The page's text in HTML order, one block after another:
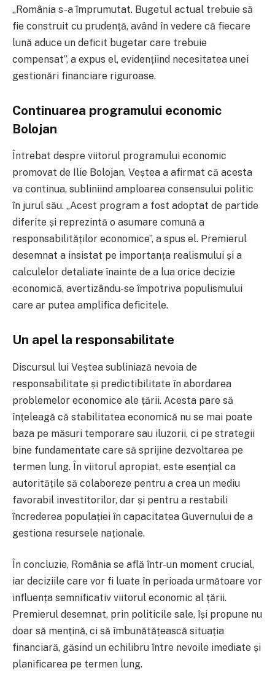
„România s-a împrumutat. Bugetul actual trebuie să
fie construit cu prudență, având în vedere că fiecare
lună aduce un deficit bugetar care trebuie
compensat”, a expus el, evidențiind necesitatea unei
gestionări financiare riguroase.
Continuarea programului economic
Bolojan
Întrebat despre viitorul programului economic
promovat de Ilie Bolojan, Veștea a afirmat că acesta
va continua, subliniind amploarea consensului politic
în jurul său. „Acest program a fost adoptat de partide
diferite și reprezintă o asumare comună a
responsabilităților economice”, a spus el. Premierul
desemnat a insistat pe importanța realismului și a
calculelor detaliate înainte de a lua orice decizie
economică, avertizându-se împotriva populismului
care ar putea amplifica deficitele.
Un apel la responsabilitate
Discursul lui Veștea subliniază nevoia de
responsabilitate și predictibilitate în abordarea
problemelor economice ale țării. Acesta pare să
înțeleagă că stabilitatea economică nu se mai poate
baza pe măsuri temporare sau iluzorii, ci pe strategii
bine fundamentate care să sprijine dezvoltarea pe
termen lung. În viitorul apropiat, este esențial ca
autoritățile să colaboreze pentru a crea un mediu
favorabil investitorilor, dar și pentru a restabili
încrederea populației în capacitatea Guvernului de a
gestiona resursele naționale.
În concluzie, România se află într-un moment crucial,
iar deciziile care vor fi luate în perioada următoare vor
influența semnificativ viitorul economic al țării.
Premierul desemnat, prin politicile sale, își propune nu
doar să mențină, ci să îmbunătățească situația
financiară, găsind un echilibru între nevoile imediate și
planificarea pe termen lung.